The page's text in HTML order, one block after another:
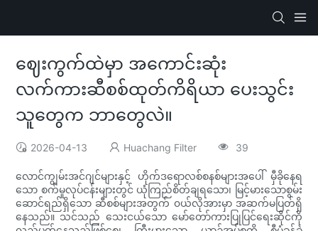
ဈေးကွက်ထဲမှာ အကောင်းဆုံး
လက်ကားဆီစစ်ထုတ်ကိရိယာ ပေးသွင်း
သူတွေက ဘာတွေလဲ။
2026-04-13 Huachang Filter 39
လောင်ကျွမ်းအင်ဂျင်များနှင့် ဟိုက်ဒရောလစ်စနစ်များအပေါ် မှီခိုနေရ
သော စက်မှုလုပ်ငန်းများတွင် ယုံကြည်စိတ်ချရသော၊ မြင့်မားသောစွမ်း
ဆောင်ရည်ရှိသော ဆီစစ်များအတွက် ၀ယ်လိုအားမှာ အဆက်မပြတ်ရှိ
နေသည်။ သင်သည် သေးငယ်သော မော်တော်ကားပြုပြင်ရေးဆိုင်ကို